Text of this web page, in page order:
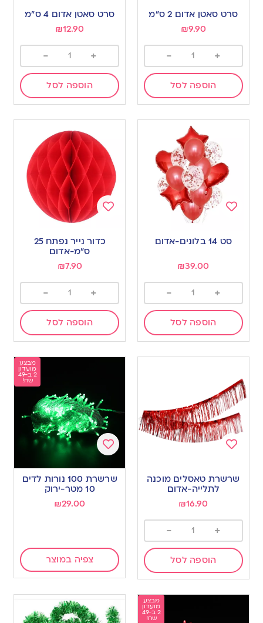
to
wishlist
סרט סאטן אדום 2 ס”מ
₪9.90
+
-
הוספה לסל
to
wishlist
סרט סאטן אדום 4 ס”מ
₪12.90
+
-
הוספה לסל
סט 14 בלונים-אדום
₪39.00
+
-
הוספה לסל
wishlist
כדור נייר נפתח 25
ס”מ-אדום
₪7.90
+
-
הוספה לסל
to
wishlist
שרשרת טאסלים מוכנה
לתלייה-אדום
₪16.90
+
-
הוספה לסל
מבצע
מועדון
2 ב-49
שח!
to
wishlist
שרשרת 100 נורות לדים
10 מטר-ירוק
₪29.00
צפיה במוצר
מבצע
מועדון
2 ב-49
שח!